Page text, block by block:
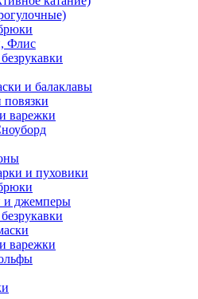
Флис
и балаклавы
варежки
и пуховики
и джемперы
варежки